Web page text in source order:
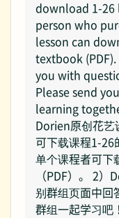
download 1-26
person who
lesson can
textbook
you with
Please send
learning
Dorien原创花艺
可下载课程1-26
单个课程者可下
（PDF）。 2
别群组页面中回
群组一起学习吧！